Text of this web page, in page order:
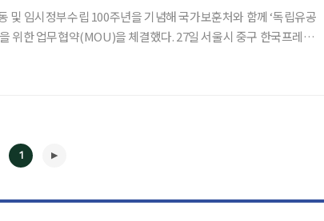
및 임시정부수립 100주년을 기념해 국가보훈처와 함께 ‘독립유공
약(MOU)을 체결했다. 27일 서울시 중구 한국프레스센
1